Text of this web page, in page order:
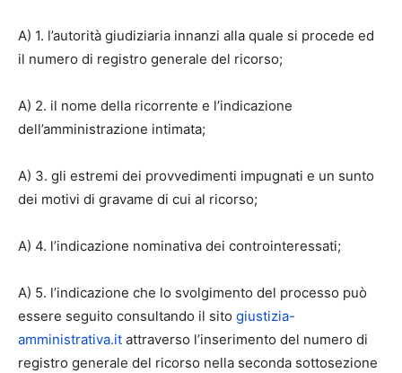
A) 1. l’autorità giudiziaria innanzi alla quale si procede ed
il numero di registro generale del ricorso;
A) 2. il nome della ricorrente e l’indicazione
dell’amministrazione intimata;
A) 3. gli estremi dei provvedimenti impugnati e un sunto
dei motivi di gravame di cui al ricorso;
A) 4. l’indicazione nominativa dei controinteressati;
A) 5. l’indicazione che lo svolgimento del processo può
essere seguito consultando il sito giustizia-
amministrativa.it attraverso l’inserimento del numero di
registro generale del ricorso nella seconda sottosezione